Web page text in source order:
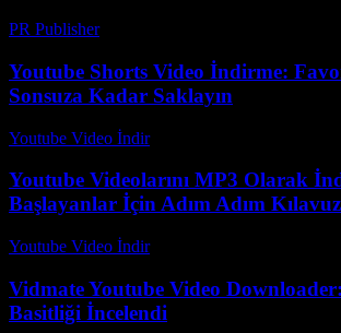
PR Publisher-
Youtube Shorts Video İndirme:
Sonsuza Kadar Saklayın
Youtube Video İndir-
Youtube Videolarını MP3 Olarak
Başlayanlar İçin Adım Adım Kılavuz
Youtube Video İndir-
Vidmate Youtube Video
Basitliği İncelendi